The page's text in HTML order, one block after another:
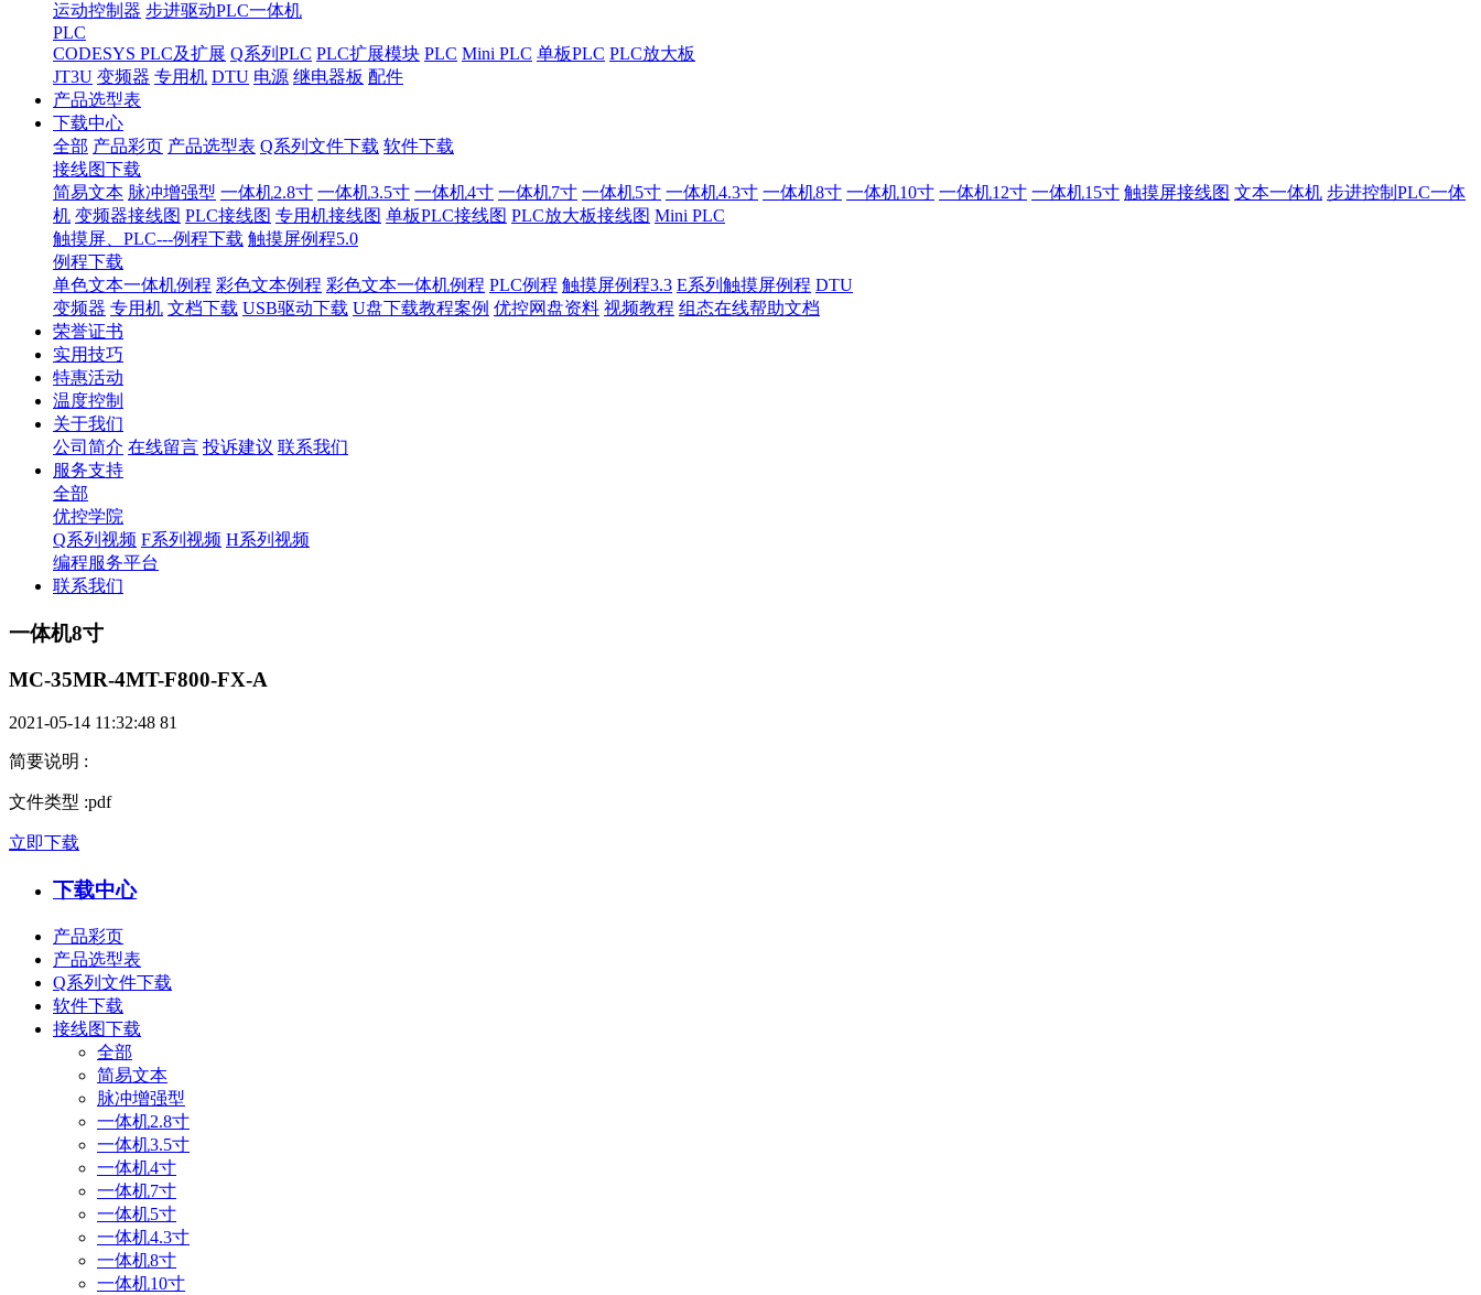
运动控制器 步进驱动PLC一体机
PLC
CODESYS PLC及扩展 Q系列PLC PLC扩展模块 PLC Mini PLC 单板PLC PLC放大板
JT3U 变频器 专用机 DTU 电源 继电器板 配件
产品选型表
下载中心
全部 产品彩页 产品选型表 Q系列文件下载 软件下载
接线图下载
简易文本 脉冲增强型 一体机2.8寸 一体机3.5寸 一体机4寸 一体机7寸 一体机5寸 一体机4.3寸 一体机8寸 一体机10寸 一体机12寸 一体机15寸 触摸屏接线图 文本一体机 步进控制PLC一体
机 变频器接线图 PLC接线图 专用机接线图 单板PLC接线图 PLC放大板接线图 Mini PLC
触摸屏、PLC---例程下载 触摸屏例程5.0
例程下载
单色文本一体机例程 彩色文本例程 彩色文本一体机例程 PLC例程 触摸屏例程3.3 E系列触摸屏例程 DTU
变频器 专用机 文档下载 USB驱动下载 U盘下载教程案例 优控网盘资料 视频教程 组态在线帮助文档
荣誉证书
实用技巧
特惠活动
温度控制
关于我们
公司简介 在线留言 投诉建议 联系我们
服务支持
全部
优控学院
Q系列视频 F系列视频 H系列视频
编程服务平台
联系我们
一体机8寸
MC-35MR-4MT-F800-FX-A
2021-05-14 11:32:48 81
简要说明 :
文件类型 :pdf
立即下载
下载中心
产品彩页
产品选型表
Q系列文件下载
软件下载
接线图下载
全部
简易文本
脉冲增强型
一体机2.8寸
一体机3.5寸
一体机4寸
一体机7寸
一体机5寸
一体机4.3寸
一体机8寸
一体机10寸